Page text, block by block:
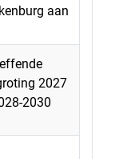
aan
2027
2030